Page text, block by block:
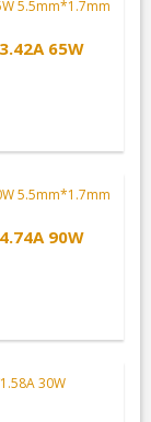
65W
90W